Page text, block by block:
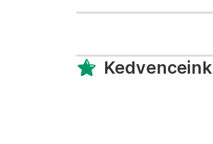
Kedvenceink